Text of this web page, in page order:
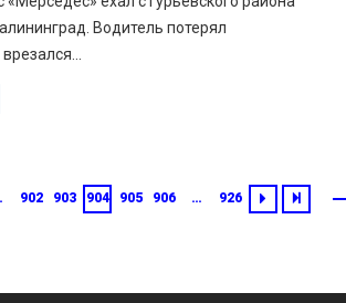
Водитель потерял
902 903 904 905 906 … 926